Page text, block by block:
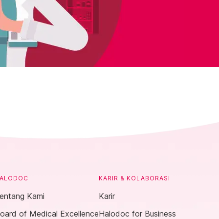
Kami
of Medical Excellence
KARIR & KOLABORASI
Karir
Halodoc for Business